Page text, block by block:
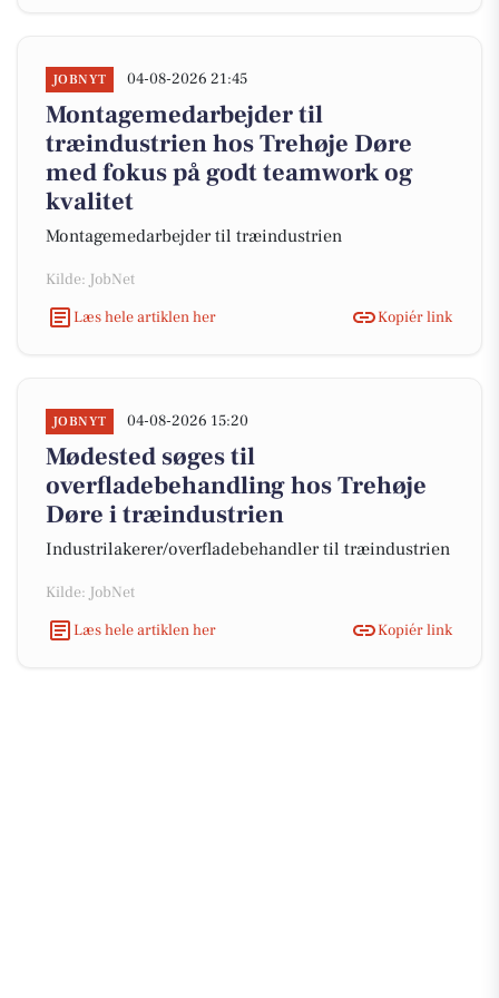
JOBNYT 04-08-2026 21:45
Montagemedarbejder til
træindustrien hos Trehøje Døre
med fokus på godt teamwork og
kvalitet
Montagemedarbejder til træindustrien
Kilde: JobNet
Læs hele artiklen her
Kopiér link
JOBNYT 04-08-2026 15:20
Mødested søges til
overfladebehandling hos Trehøje
Døre i træindustrien
Industrilakerer/overfladebehandler til træindustrien
Kilde: JobNet
Læs hele artiklen her
Kopiér link